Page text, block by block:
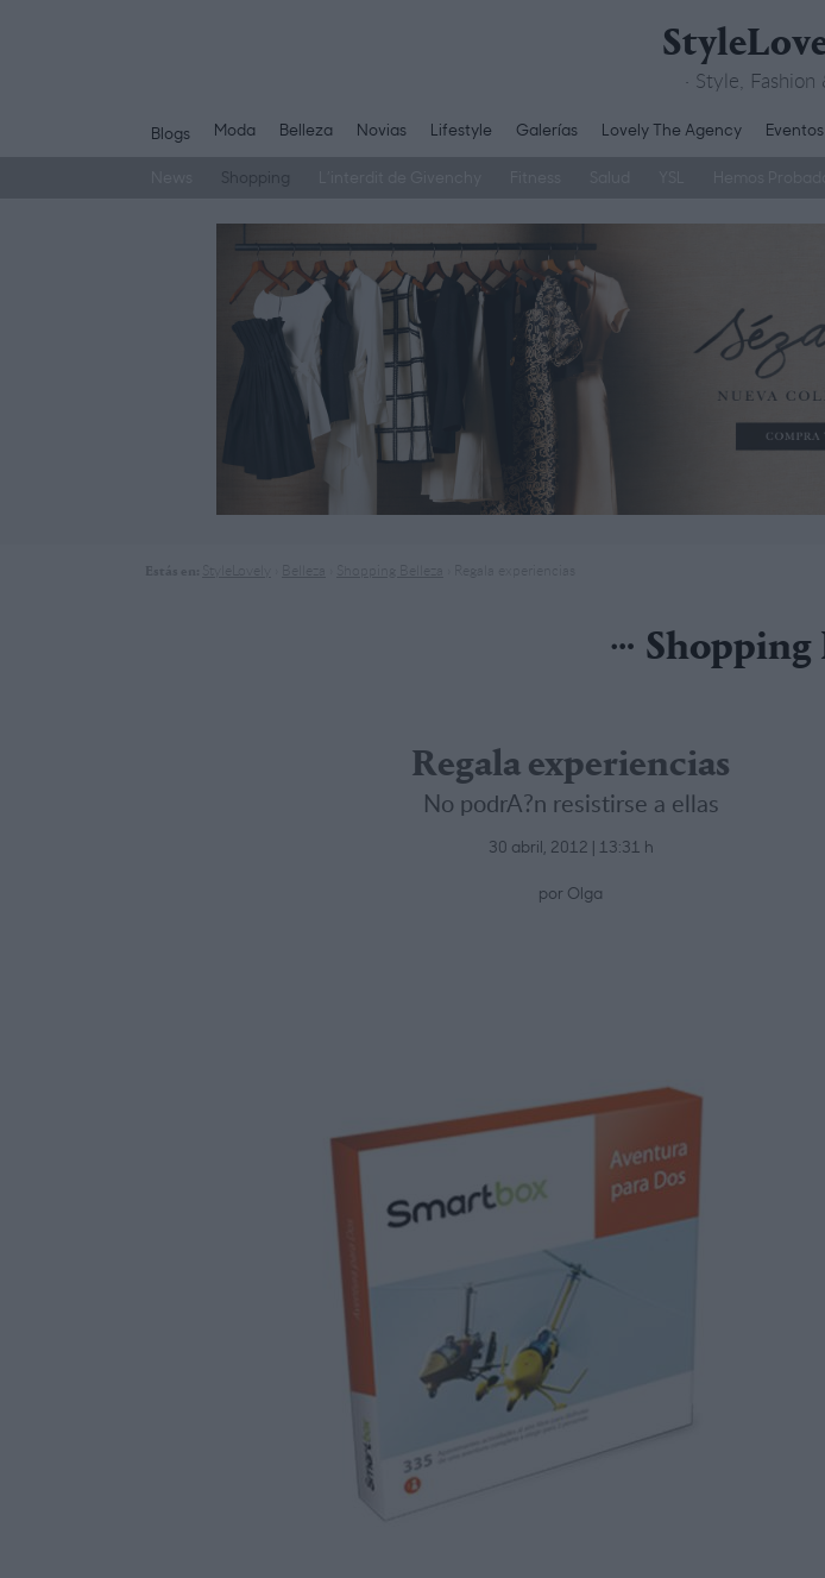
· Style, Fashion
Blogs Moda Belleza Novias Lifestyle Galerías Lovely The Agency Eventos
Shopping
Shopping
Regala experiencias
No podrA?n resistirse a ellas
30 abril, 2012 | 13:31 h
por Olga